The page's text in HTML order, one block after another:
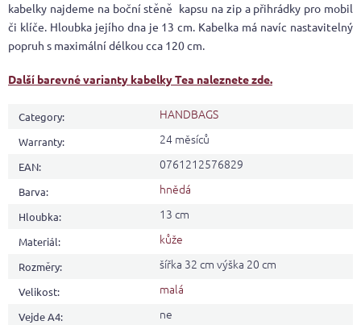
kabelky najdeme na boční stěně kapsu na zip a přihrádky pro mobil
či klíče. Hloubka jejího dna je 13 cm. Kabelka má navíc nastavitelný
popruh s maximální délkou cca 120 cm.
Další barevné varianty kabelky Tea naleznete zde.
Category: HANDBAGS
Warranty: 24 měsíců
EAN: 0761212576829
Barva: hnědá
Hloubka: 13 cm
Materiál: kůže
Rozměry: šířka 32 cm výška 20 cm
Velikost: malá
Vejde A4: ne